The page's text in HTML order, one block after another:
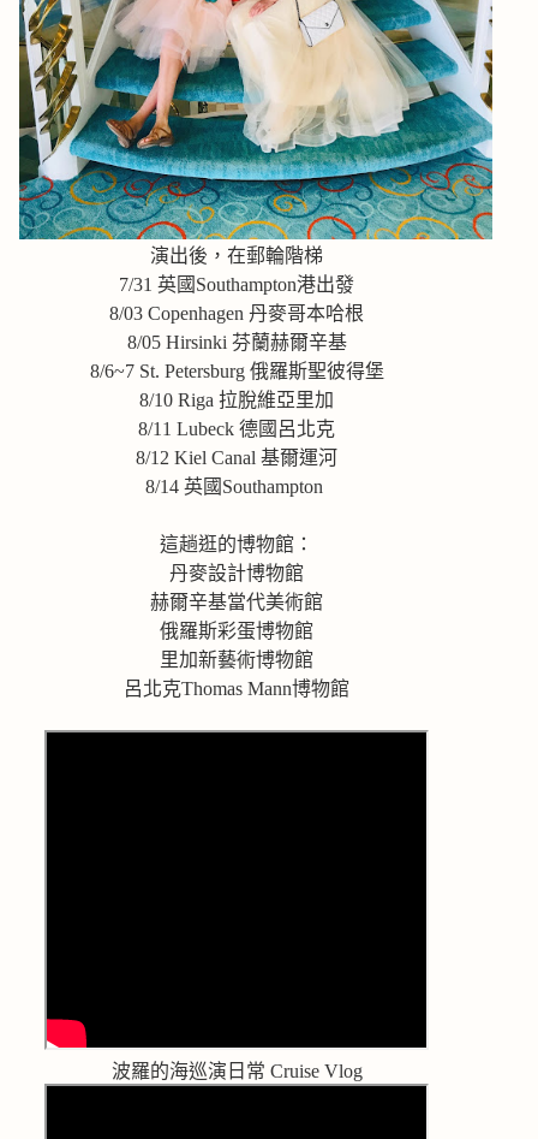
演出後，在郵輪階梯
7/31 英國Southampton港出發
8/03 Copenhagen 丹麥哥本哈根
8/05 Hirsinki 芬蘭赫爾辛基
8/6~7 St. Petersburg 俄羅斯聖彼得堡
8/10 Riga 拉脫維亞里加
8/11 Lubeck 德國呂北克
8/12 Kiel Canal 基爾運河
8/14 英國Southampton
這趟逛的博物館：
丹麥設計博物館
赫爾辛基當代美術館
俄羅斯彩蛋博物館
里加新藝術博物館
呂北克Thomas Mann博物館
波羅的海巡演日常 Cruise Vlog